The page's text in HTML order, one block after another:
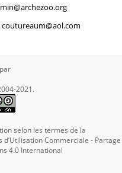
coutureaum@aol.com
2021.
selon les termes de la
Commerciale - Partage
4.0 International